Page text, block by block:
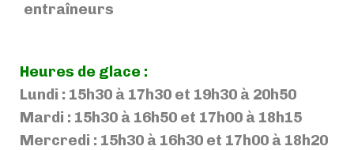
entraîneurs
Heures de glace :
Lundi : 15h30 à 17h30 et 19h30 à 20h50
Mardi : 15h30 à 16h50 et 17h00 à 18h15
Mercredi : 15h30 à 16h30 et 17h00 à 18h20